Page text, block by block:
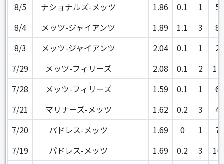
8/5
ナショナルズ-メッツ 1.86 0.1 1
5
8/4
メッツ-ジャイアンツ 1.89 1.1 3
8
8/3
メッツ-ジャイアンツ 2.04 0.1 1
2
7/29
メッツ-フィリーズ 2.08 0.1 2
12
7/28
メッツ-フィリーズ 1.59 0.1 1
6
7/21
マリナーズ-メッツ 1.62 0.2 3
4
7/20
パドレス-メッツ 1.69 0 1
7
7/19
パドレス-メッツ 1.69 0.2 3
10